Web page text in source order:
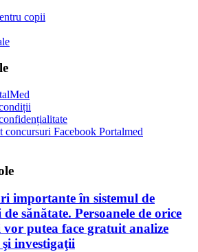
copii
concursuri Facebook Portalmed
importante în sistemul de
sănătate. Persoanele de orice
vor putea face gratuit analize
şi investigaţii